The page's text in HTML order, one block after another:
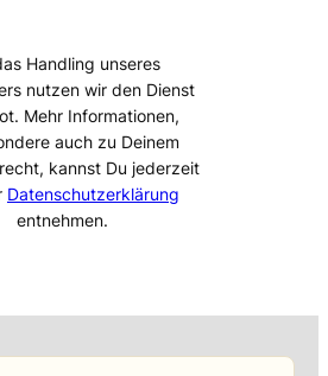
Handling unseres
nutzen wir den Dienst
Mehr Informationen,
auch zu Deinem
kannst Du jederzeit
Datenschutzerklärung
entnehmen.